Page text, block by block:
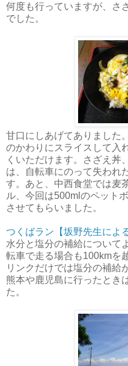
何度も行っていますが、さ
でした。
甘口にしあげてありました
のかわりにスライスして入
くいただけます。さざえ丼
は、自転車にのって失われ
す。あと、中西食堂では麦
ル、今回は500mlのペット
させてもらいました。
つくばラン【坂野先生によ
水分と塩分の補給について
転車で走る場合も100kmを
リンクだけでは塩分の補給
熊本や鹿児島に行ったとき
た。